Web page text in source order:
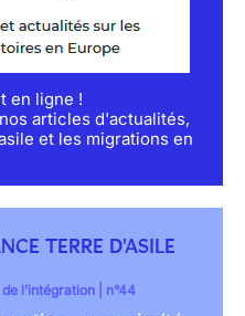
en ligne !
articles d'actualités,
et les migrations en
TERRE D'ASILE
l’intégration | n°44